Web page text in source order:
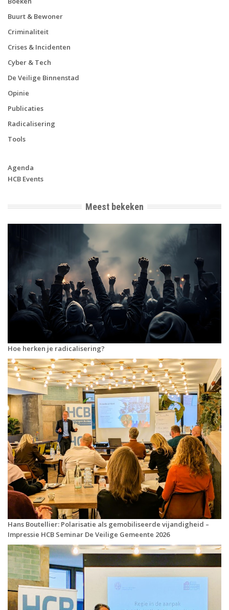
Buurt & Bewoner
Criminaliteit
Crises & Incidenten
Cyber & Tech
De Veilige Binnenstad
Opinie
Publicaties
Radicalisering
Tools
Agenda
HCB Events
Meest bekeken
Hoe herken je radicalisering?
Hans Boutellier: Polarisatie als gemobiliseerde vijandigheid –
Impressie HCB Seminar De Veilige Gemeente 2026